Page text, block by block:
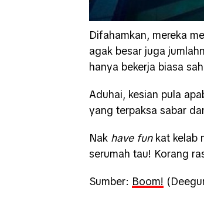
Difahamkan, mereka
agak besar juga
hanya bekerja biasa
Aduhai, kesian pula
yang terpaksa sabar
Nak have funkat kelab
serumah tau! Korang
Sumber: Boom!